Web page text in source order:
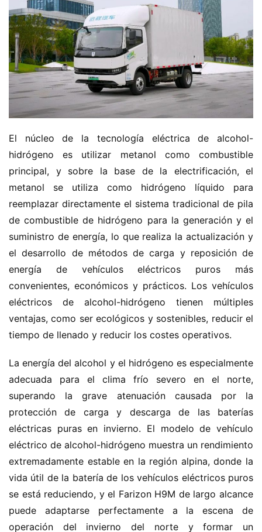
H
m
e
El núcleo de la tecnología eléctrica de alcohol-
hidrógeno es utilizar metanol como combustible
principal, y sobre la base de la electrificación, el
metanol se utiliza como hidrógeno líquido para
reemplazar directamente el sistema tradicional de pila
de combustible de hidrógeno para la generación y el
suministro de energía, lo que realiza la actualización y
el desarrollo de métodos de carga y reposición de
energía de vehículos eléctricos puros más
convenientes, económicos y prácticos. Los vehículos
eléctricos de alcohol-hidrógeno tienen múltiples
ventajas, como ser ecológicos y sostenibles, reducir el
tiempo de llenado y reducir los costes operativos.
La energía del alcohol y el hidrógeno es especialmente
adecuada para el clima frío severo en el norte,
superando la grave atenuación causada por la
protección de carga y descarga de las baterías
eléctricas puras en invierno. El modelo de vehículo
eléctrico de alcohol-hidrógeno muestra un rendimiento
extremadamente estable en la región alpina, donde la
vida útil de la batería de los vehículos eléctricos puros
se está reduciendo, y el Farizon H9M de largo alcance
puede adaptarse perfectamente a la escena de
operación del invierno del norte y formar un